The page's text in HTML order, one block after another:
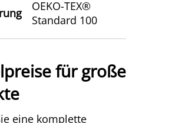
OEKO-TEX®
Standard 100
für große
eine komplette